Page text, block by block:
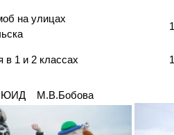
на улицах
в 1 и 2 классах
ЮИД М.В.Бобова